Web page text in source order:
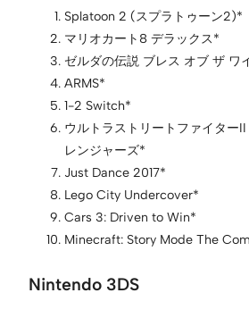
Splatoon 2 (スプラトゥーン2)*
マリオカート8 デラックス*
ゼルダの伝説 ブレス オブ ザ ワ
ARMS*
1-2 Switch*
ウルトラストリートファイター
レンジャーズ*
Just Dance 2017*
Lego City Undercover*
Cars 3: Driven to Win*
Minecraft: Story Mode The
Nintendo 3DS